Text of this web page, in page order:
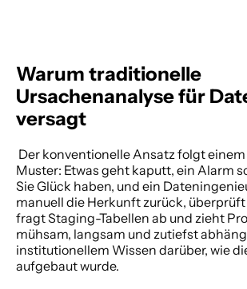
Warum traditionelle
Ursachenanalyse für
versagt
Muster: Etwas geht kaputt, ein Alarm
Sie Glück haben, und ein
manuell die Herkunft zurück,
fragt Staging-Tabellen ab und zieht
mühsam, langsam und zutiefst
institutionellem Wissen darüber, wie
aufgebaut wurde.